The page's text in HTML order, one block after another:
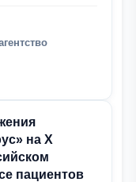
на X
пациентов